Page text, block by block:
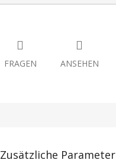
FRAGEN ANSEHEN
Zusätzliche Parameter